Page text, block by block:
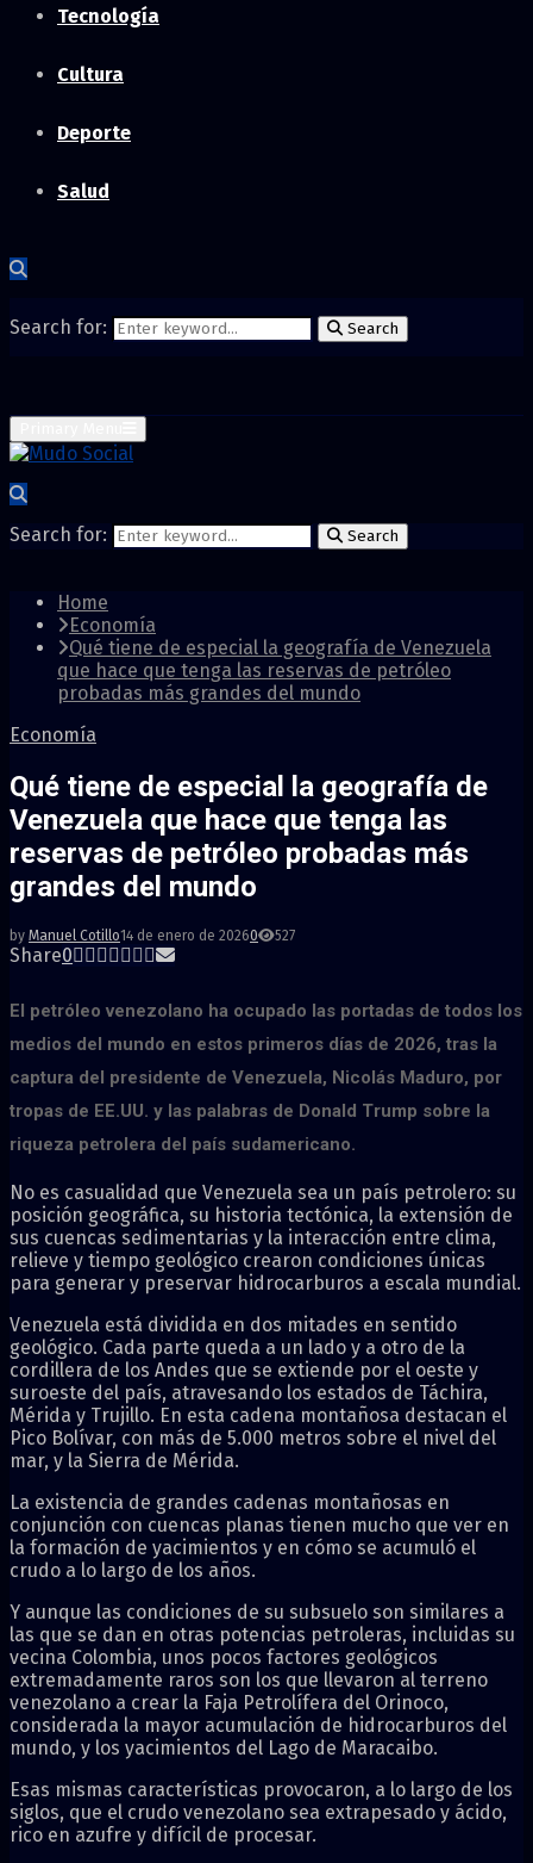
Tecnología
Cultura
Deporte
Salud
Search for: Search
Search for: Search
Home
Economía
Qué tiene de especial la geografía de Venezuela
que hace que tenga las reservas de petróleo
probadas más grandes del mundo
Economía
Qué tiene de especial la geografía de
Venezuela que hace que tenga las
reservas de petróleo probadas más
grandes del mundo
by Manuel Cotillo14 de enero de 20260 527
Share0
El petróleo venezolano ha ocupado las portadas de todos los
medios del mundo en estos primeros días de 2026, tras la
captura del presidente de Venezuela, Nicolás Maduro, por
tropas de EE.UU. y las palabras de Donald Trump sobre la
riqueza petrolera del país sudamericano.
No es casualidad que Venezuela sea un país petrolero: su
posición geográfica, su historia tectónica, la extensión de
sus cuencas sedimentarias y la interacción entre clima,
relieve y tiempo geológico crearon condiciones únicas
para generar y preservar hidrocarburos a escala mundial.
Venezuela está dividida en dos mitades en sentido
geológico. Cada parte queda a un lado y a otro de la
cordillera de los Andes que se extiende por el oeste y
suroeste del país, atravesando los estados de Táchira,
Mérida y Trujillo. En esta cadena montañosa destacan el
Pico Bolívar, con más de 5.000 metros sobre el nivel del
mar, y la Sierra de Mérida.
La existencia de grandes cadenas montañosas en
conjunción con cuencas planas tienen mucho que ver en
la formación de yacimientos y en cómo se acumuló el
crudo a lo largo de los años.
Y aunque las condiciones de su subsuelo son similares a
las que se dan en otras potencias petroleras, incluidas su
vecina Colombia, unos pocos factores geológicos
extremadamente raros son los que llevaron al terreno
venezolano a crear la Faja Petrolífera del Orinoco,
considerada la mayor acumulación de hidrocarburos del
mundo, y los yacimientos del Lago de Maracaibo.
Esas mismas características provocaron, a lo largo de los
siglos, que el crudo venezolano sea extrapesado y ácido,
rico en azufre y difícil de procesar.